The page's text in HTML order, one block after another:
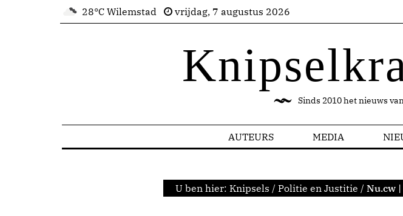
28°C Wilemstad vrijdag, 7 augustus 2026
Sinds 2010 het nieuws
AUTEURS MEDIA
U ben hier: Knipsels / Politie en Justitie / Nu.cw